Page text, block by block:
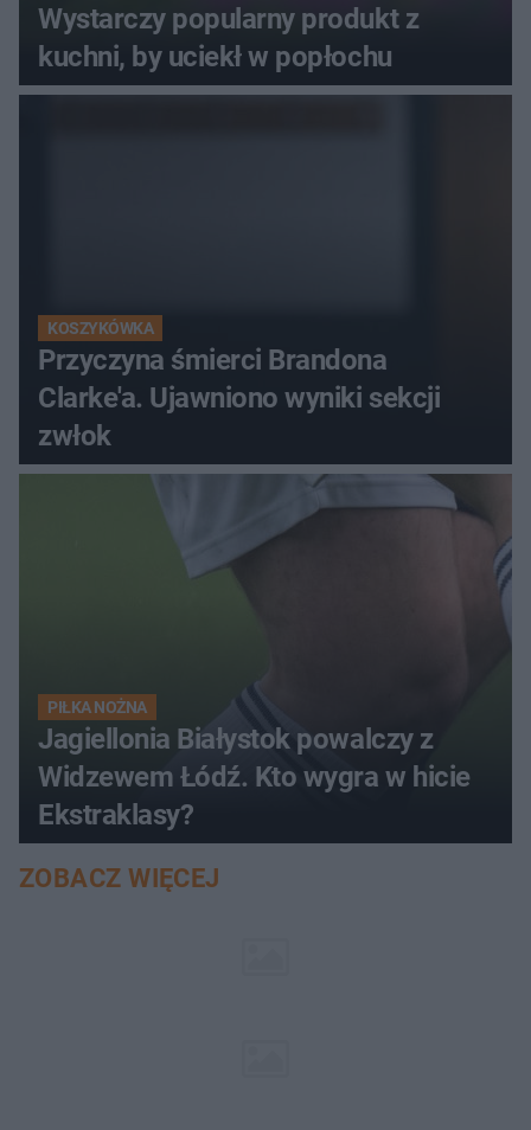
Wystarczy popularny produkt z
kuchni, by uciekł w popłochu
KOSZYKÓWKA
Przyczyna śmierci Brandona
Clarke'a. Ujawniono wyniki sekcji
zwłok
PIŁKA NOŻNA
Jagiellonia Białystok powalczy z
Widzewem Łódź. Kto wygra w hicie
Ekstraklasy?
ZOBACZ WIĘCEJ